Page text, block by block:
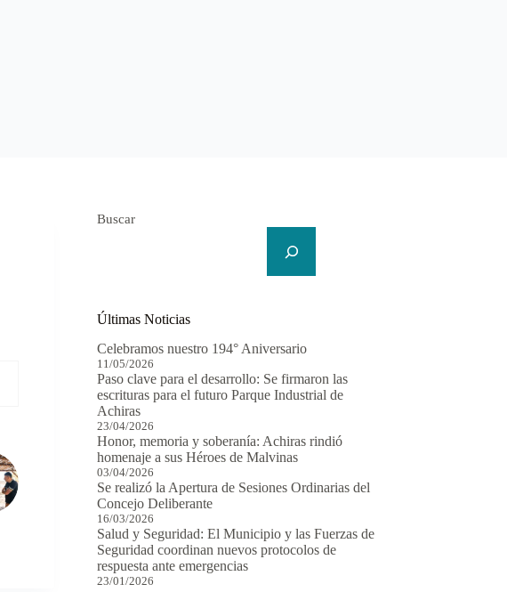
Buscar
Últimas Noticias
Celebramos nuestro 194° Aniversario
11/05/2026
Paso clave para el desarrollo: Se firmaron las
escrituras para el futuro Parque Industrial de
Achiras
23/04/2026
Honor, memoria y soberanía: Achiras rindió
homenaje a sus Héroes de Malvinas
03/04/2026
Se realizó la Apertura de Sesiones Ordinarias del
Concejo Deliberante
16/03/2026
Salud y Seguridad: El Municipio y las Fuerzas de
Seguridad coordinan nuevos protocolos de
respuesta ante emergencias
23/01/2026